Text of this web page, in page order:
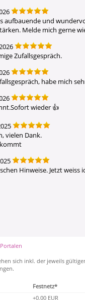
aufbauende und
Melde mich gerne
Zufallsgespräch.
habe mich
wieder 👍
vielen Dank.
Hinweise. Jetzt weiss
sich inkl. der jeweils
Festnetz*
+0,00 EUR